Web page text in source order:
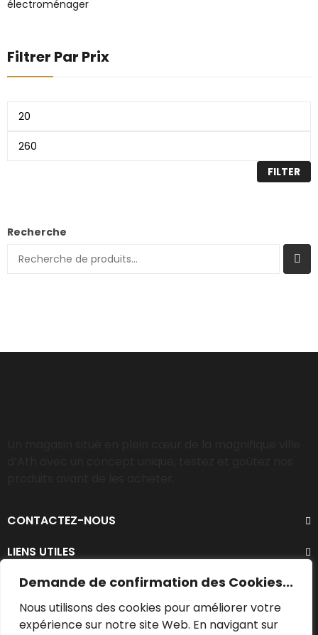
Demande de confirmation des Cookies...
Nous utilisons des cookies pour améliorer votre
expérience sur notre site Web. En navigant sur
électroménager
Filtrer Par Prix
FILTER
Recherche
CONTACTEZ-NOUS
LIENS UTILES